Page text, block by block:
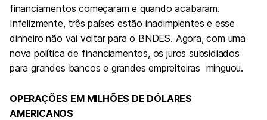
financiamentos começaram e quando acabaram.
Infelizmente, três países estão inadimplentes e esse
dinheiro não vai voltar para o BNDES. Agora, com uma
nova política de financiamentos, os juros subsidiados
para grandes bancos e grandes empreiteiras minguou.
OPERAÇÕES EM MILHÕES DE DÓLARES
AMERICANOS